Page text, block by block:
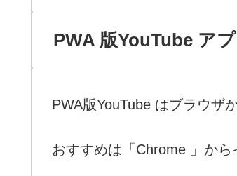
PWA 版YouTube ア
PWA版YouTube はブラウザ
おすすめは「Chrome 」から